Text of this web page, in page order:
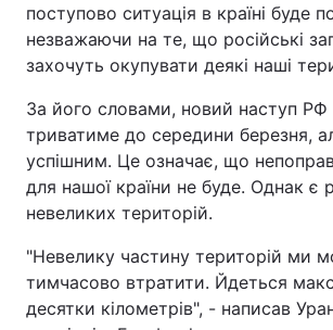
поступово ситуація в країні буде
незважаючи на те, що російські
захочуть окупувати деякі наші
За його словами, новий наступ РФ
триватиме до середини березня,
успішним. Це означає, що
для нашої країни не буде. Однак є
невеликих територій.
"Невелику частину територій ми
тимчасово втратити. Йдеться
десятки кілометрів", - написав